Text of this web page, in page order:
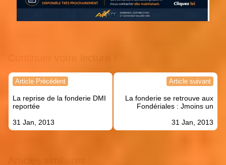
Navigation
l’article
Article Précédent
La reprise de la fonderie DMI
reportée
31 Jan, 2013
Article suivant
La fonderie se retrouve aux
Fondériales : Jmoins un
31 Jan, 2013